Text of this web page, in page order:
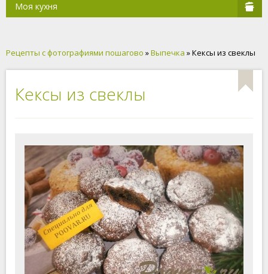
Моя кухня
Рецепты с фотографиями пошагово »Выпечка » Кексы из свеклы
Кексы из свеклы